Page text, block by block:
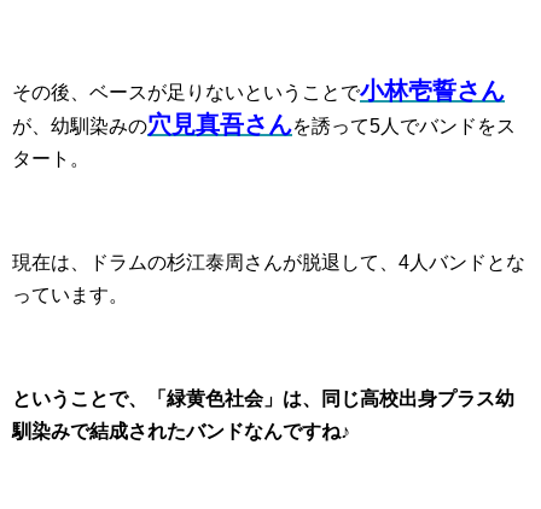
その後、ベースが足りないということで小林壱誓さん
が、幼馴染みの穴見真吾さんを誘って5人でバンドをス
タート。
現在は、ドラムの杉江泰周さんが脱退して、4人バンドとな
っています。
ということで、「緑黄色社会」は、同じ高校出身プラス幼
馴染みで結成されたバンドなんですね♪